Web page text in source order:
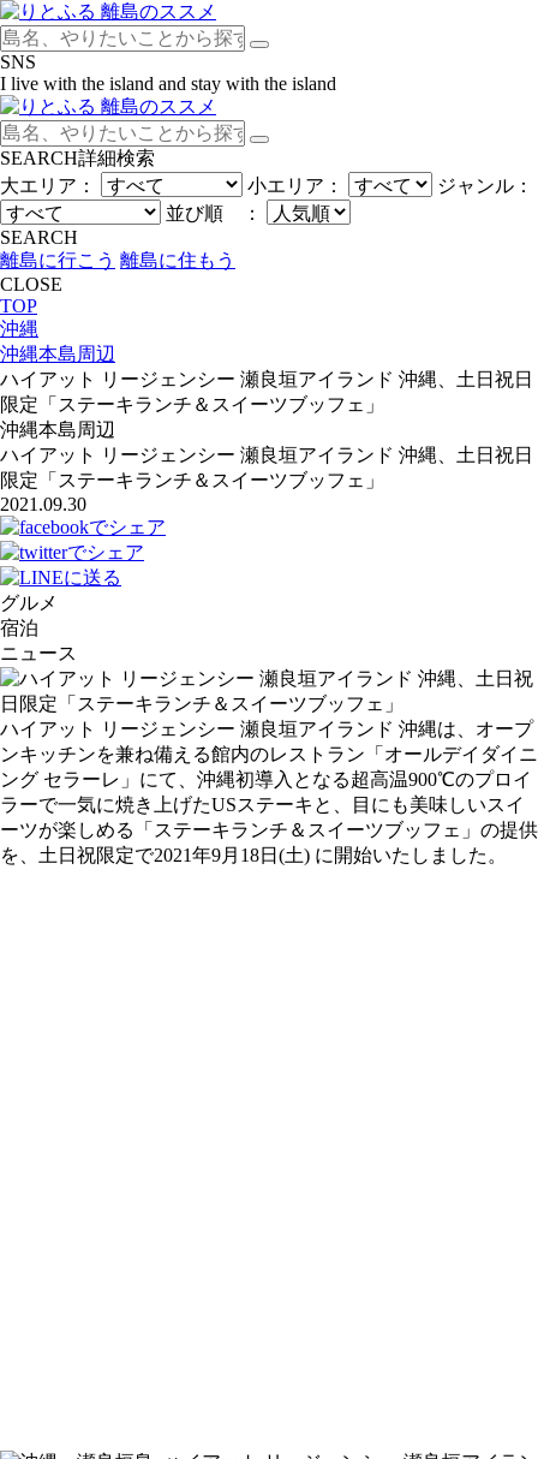
SNS
I live with the island and stay with the island
SEARCH詳細検索
大エリア：
小エリア：
ジャンル：
並び順 ：
SEARCH
離島に行こう 離島に住もう
CLOSE
TOP
沖縄
沖縄本島周辺
ハイアット リージェンシー 瀬良垣アイランド 沖縄、土日祝日
限定「ステーキランチ＆スイーツブッフェ」
沖縄本島周辺
ハイアット リージェンシー 瀬良垣アイランド 沖縄、土日祝日
限定「ステーキランチ＆スイーツブッフェ」
2021.09.30
グルメ
宿泊
ニュース
ハイアット リージェンシー 瀬良垣アイランド 沖縄は、オープ
ンキッチンを兼ね備える館内のレストラン「オールデイダイニ
ング セラーレ」にて、沖縄初導入となる超高温900℃のプロイ
ラーで一気に焼き上げたUSステーキと、目にも美味しいスイ
ーツが楽しめる「ステーキランチ＆スイーツブッフェ」の提供
を、土日祝限定で2021年9月18日(土) に開始いたしました。